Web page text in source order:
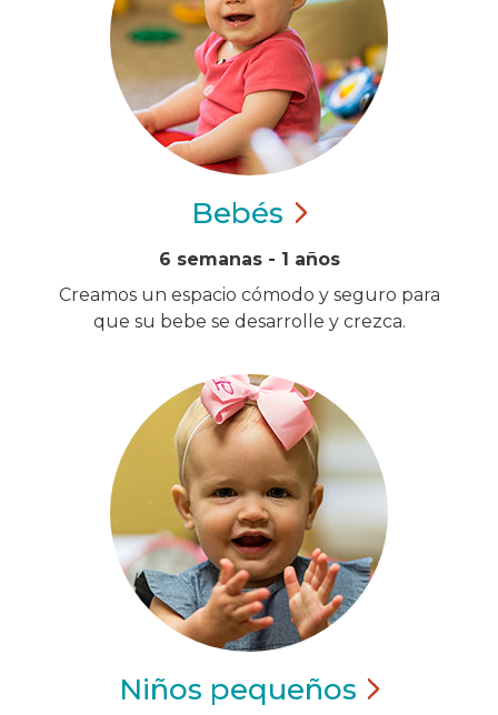
Bebés
6 semanas - 1 años
Creamos un espacio cómodo y seguro para
que su bebe se desarrolle y crezca.
Niños pequeños